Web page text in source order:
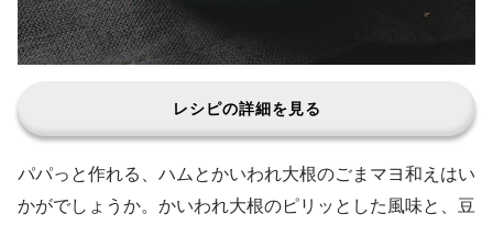
レシピの詳細を見る
パパっと作れる、ハムとかいわれ大根のごまマヨ和えはい
かがでしょうか。かいわれ大根のピリッとした風味と、豆